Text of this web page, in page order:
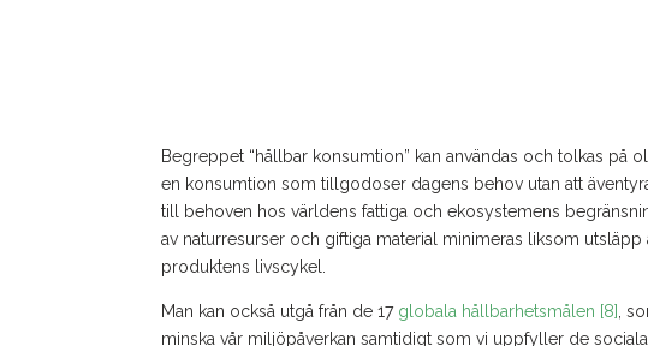
Begreppet “hållbar konsumtion” kan användas och tolkas på
en konsumtion som tillgodoser dagens behov utan att
till behoven hos världens fattiga och ekosystemens
av naturresurser och giftiga material minimeras liksom
produktens livscykel.
Man kan också utgå från de 17 globala hållbarhetsmålen [8],
minska vår miljöpåverkan samtidigt som vi uppfyller de